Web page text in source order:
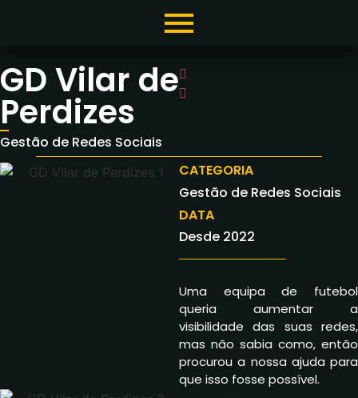
GD Vilar de
Perdizes
Gestão de Redes Sociais
CATEGORIA
Gestão de Redes Sociais
DATA
Desde 2022
Uma equipa de futebol
queria aumentar a
visibilidade das suas redes,
mas não sabia como, então
procurou a nossa ajuda para
que isso fosse possível.